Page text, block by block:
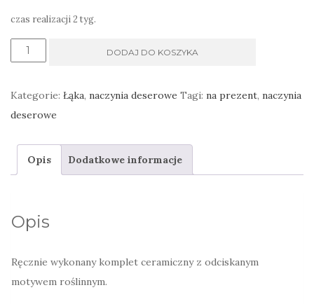
czas realizacji 2 tyg.
ilość
patera
o
łódeczek,
ręcznie
DODAJ DO KOSZYKA
Kategorie: Łąka, naczynia deserowe Tagi: na prezent, naczynia
deserowe
Opis Dodatkowe informacje
Opis
Ręcznie wykonany komplet ceramiczny z odciskanym
motywem roślinnym.